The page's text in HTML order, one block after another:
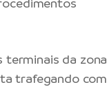
terminais da zona
trafegando com